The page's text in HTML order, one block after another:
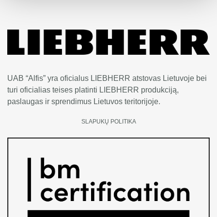
UAB “Alfis” yra oficialus LIEBHERR atstovas Lietuvoje bei
turi oficialias teises platinti LIEBHERR produkciją,
paslaugas ir sprendimus Lietuvos teritorijoje.
SLAPUKŲ POLITIKA